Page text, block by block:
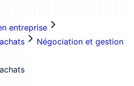
entreprise
Négociation et gestion